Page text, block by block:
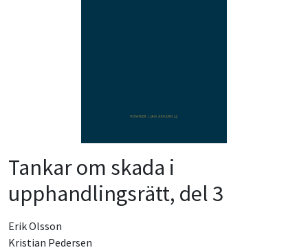
Tankar om skada i
upphandlingsrätt, del 3
Erik Olsson
Kristian Pedersen